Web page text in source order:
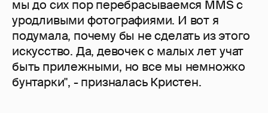
мы до сих пор перебрасываемся MMS c
уродливыми фотографиями. И вот я
подумала, почему бы не сделать из этого
искусство. Да, девочек с малых лет учат
быть прилежными, но все мы немножко
бунтарки", - призналась Кристен.